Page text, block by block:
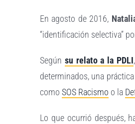
En agosto de 2016,
“identificación selectiva”
Según su relato a la PDLI
determinados, una
comoSOS Racismo o la
Lo que ocurrió después,